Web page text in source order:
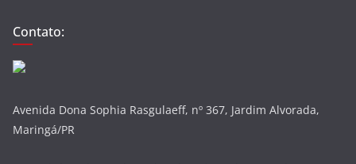
Contato:
Avenida Dona Sophia Rasgulaeff, nº 367, Jardim Alvorada,
Maringá/PR